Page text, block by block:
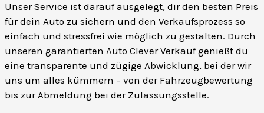
Unser Service ist darauf ausgelegt, dir den besten Preis
für dein Auto zu sichern und den Verkaufsprozess so
einfach und stressfrei wie möglich zu gestalten. Durch
unseren garantierten Auto Clever Verkauf genießt du
eine transparente und zügige Abwicklung, bei der wir
uns um alles kümmern – von der Fahrzeugbewertung
bis zur Abmeldung bei der Zulassungsstelle.